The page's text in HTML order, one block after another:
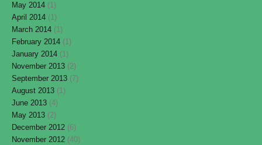
May 2014 (1)
April 2014 (1)
March 2014 (1)
February 2014 (1)
January 2014 (1)
November 2013 (2)
September 2013 (7)
August 2013 (1)
June 2013 (4)
May 2013 (2)
December 2012 (6)
November 2012 (40)